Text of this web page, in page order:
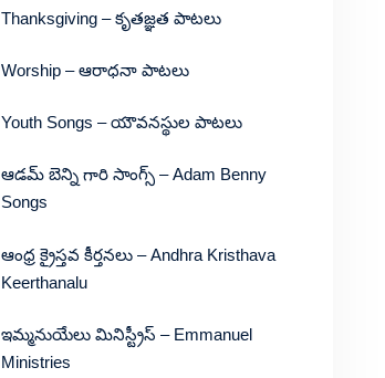
Thanksgiving – కృతజ్ఞత పాటలు
Worship – ఆరాధనా పాటలు
Youth Songs – యౌవనస్థుల పాటలు
ఆడమ్ బెన్ని గారి సాంగ్స్ – Adam Benny
Songs
ఆంధ్ర క్రైస్తవ కీర్తనలు – Andhra Kristhava
Keerthanalu
ఇమ్మనుయేలు మినిస్ట్రీస్ – Emmanuel
Ministries